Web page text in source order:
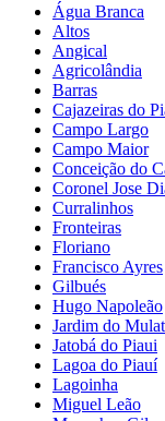
Água Branca
Altos
Angical
Agricolândia
Barras
Cajazeiras do
Campo Largo
Campo Maior
Conceição do
Coronel Jose
Curralinhos
Fronteiras
Floriano
Francisco Ayres
Gilbués
Hugo Napoleão
Jardim do
Jatobá do Piaui
Lagoa do Piauí
Lagoinha
Miguel Leão